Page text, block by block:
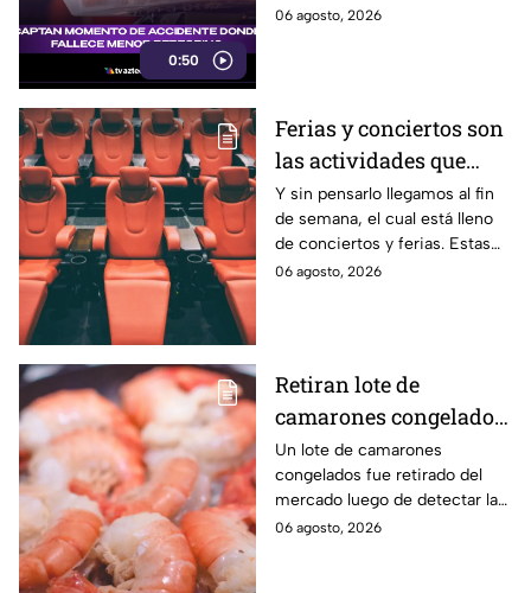
0:50
mientras entrenaba en
06 agosto, 2026
Ferias y conciertos son
las actividades que
habrá en Puebla del 7 al
9 de agosto
Y sin pensarlo llegamos al fin
de semana, el cual está lleno
de conciertos y ferias. Estas
son las actividades que habrá
06 agosto, 2026
Retiran lote de
camarones congelados
por riesgo sanitario;
detectan salmonella en
España
Un lote de camarones
congelados fue retirado del
mercado luego de detectar la
presencia de salmonella, una
06 agosto, 2026